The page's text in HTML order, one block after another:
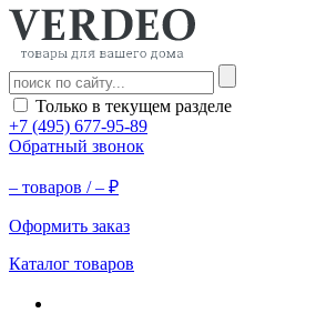
Только в текущем разделе
+7 (495) 677-95-89
Обратный звонок
– товаров /– ₽
Оформить заказ
Каталог товаров